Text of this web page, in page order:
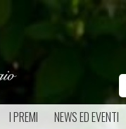
I PREMI NEWS ED EVENTI